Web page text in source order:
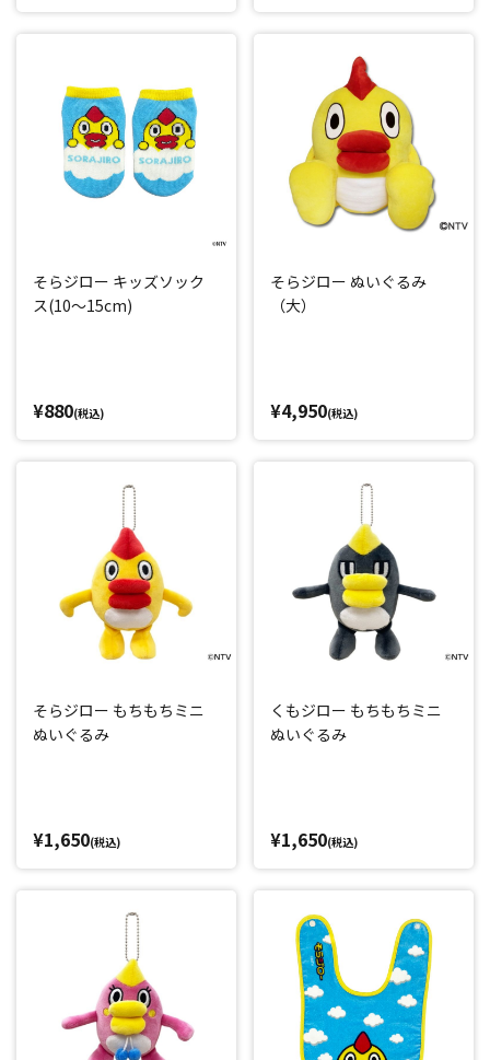
そらジロー キッズソック
ス(10～15cm)
¥880(税込)
そらジロー ぬいぐるみ
（大）
¥4,950(税込)
そらジロー もちもちミニ
ぬいぐるみ
¥1,650(税込)
くもジロー もちもちミニ
ぬいぐるみ
¥1,650(税込)